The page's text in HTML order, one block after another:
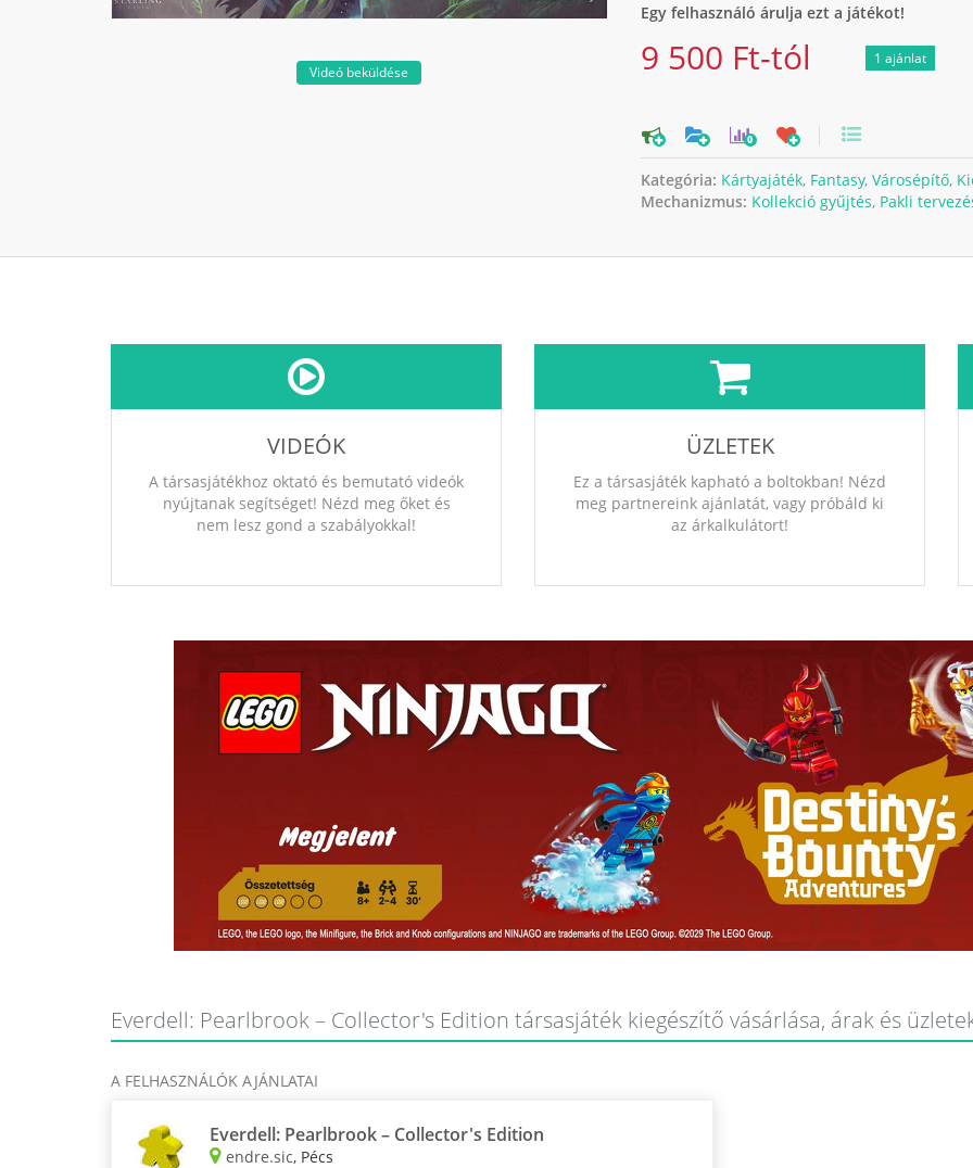
Videó beküldése
Egy felhasználó árulja ezt a játékot!
9 500 Ft-tól 1 ajánlat
0
Kategória: Kártyajáték, Fantasy, Városépítő,
Mechanizmus: Kollekció gyűjtés, Pakli
VIDEÓK
A társasjátékhoz oktató és bemutató videók
nyújtanak segítséget! Nézd meg őket és
nem lesz gond a szabályokkal!
ÜZLETEK
Ez a társasjáték kapható a boltokban! Nézd
meg partnereink ajánlatát, vagy próbáld ki
az árkalkulátort!
Everdell: Pearlbrook – Collector's Edition társasjáték kiegészítő vásárlása, árak és
A FELHASZNÁLÓK AJÁNLATAI
Everdell: Pearlbrook – Collector's Edition
endre.sic, Pécs